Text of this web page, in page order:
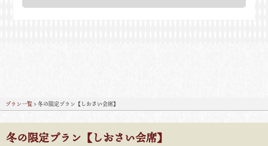
プラン一覧> 冬の限定プラン【しおさい会席】
冬の限定プラン【しおさい会席】